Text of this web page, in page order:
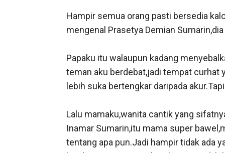
Hampir semua orang pasti bersedia kalo harus menjadi diriku.Wajar sih,aku anak salah satu konglomerat di Indonesia.Siapa yang tidak mengenal Prasetya Demian Sumarin,dia papaku,pengusaha kontraktor Sumarin Group.

Papaku itu walaupun kadang menyebalkan,tapi dia orang tua yang asyik.Dia bisa jadi apa pun yang aku mau,jadi papa yang bijksana,jadi teman aku berdebat,jadi tempat curhat yang asyik,dan orang yang diam diam mendukungku walaupun dari tampak luar terkesan kami lebih suka bertengkar daripada akur.Tapi aku menyayangi papaku.

Lalu mamaku,wanita cantik yang sifatnya sebelas dua belas dengan papaku.Menyebalkan karena dia itu cerewet dan kepo.Mamaku,Inge Inamar Sumarin,itu mama super bawel,mana bisa dia melihat aku dan adikku yang diam.Pasti saja dia berhasil mengajak kami bicara tentang apa pun.Jadi hampir tidak ada yang bisa aku dan adikku sembunyikan dari mamaku.Bicara!,itu yang selalu dia katakan pada kami berdua.Itu yang membuatku juga jadi lelaki yang bawel.

"Bicara No!,Dis!,kalo ga ngobrol ,mama mana tau kalo kalian punya kesulitan atau merasa kekurangan"selalu begitu.

"Masa iya bang kita mesti cerita sama mama kalo kita suka sama orang,malu ga sih bang?"bisik adikku kala itu.

Aku hanya tertawa.

Tapi mau bagaimana pun kami bersikeras menyembunyikan sesuatu,pasti mamaku akan tau.Jadi menurutku sih percuma kalo aku atau adikku menyembunyikan sesuatu kalo cepat atau lambat mamaku pasti tau.

Adikku,Gladis Gianti Sumarin Tedja,karena dia juga sudah menikah dengan seorang lelaki sederhana mantan pegawai papaku.Raditya Tedja,yang sekarang jadi CEO Sumarin Group.Atas doroanganku Radit  akhrinya menerima jabatan itu dengan berat hati.Jabatan yang harusnya jadi jatahku.Mana mungkin aku bisa jadi CEO Sumarin group kalo aku sendiri juga punya jaringan usaha sendiri.General Wolrd enterprise yang mewadahi beberapa perusahaan.

Ya....aku memang sultan kecil di usiaku yang masih muda,34 tahun.Kalian pasti bertanya kenapa aku bisa sehebat ini di usiaku yang masih muda?,jawabannya cuma satu,karena aku punya istri dan anak anak yang luar biasa.Mereka yang jadi alasanku untuk terus bekerja keras membangun kerajaan bisnisku.Memang ada campur tangan tuhan kalo pada akhirnya usahaku berkembang pesat,tapi aku juga tidak akan bisa jadi seperti ini kalo bukan karena dukungan istri dan anak anakku.

Mau tau siapa istriku?.Sebenarnya akan banyak memakan waktu kalo aku menceritakan betapa luar biasanya istrikui,tapi aku ceritakan dulu secara garis besar ya.Istriku itu bernama Queensha Salma Khalasnikov.Ya dia itu blasteran Rusia dan Bandung.Apa cantik?.Masa masih nanya itu sih.Istriku itu bule paling cantik.Matanya biru terang jadi kalo dia bicara,aku suka sekali menatap matanya yang seperti bergerak lincah.Apalagi kalo dia terbelak,mata birunya seperti mau aku congkel ke luar saking aku gemas.

Dia punya rambut coklat terang yang mempertegas gen bule dari papanya,wajar